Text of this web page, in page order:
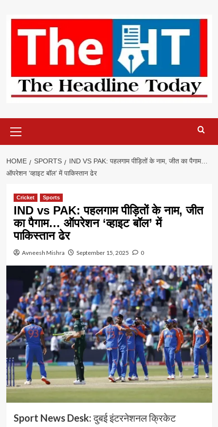
content
Menu
HOME SPORTS
IND VS PAK: पहलगाम पीड़ितों के नाम, जीत का पैगाम…
ऑपरेशन ‘व्हाइट बॉल’ में पाकिस्तान ढेर
Cricket Sports
IND vs PAK: पहलगाम पीड़ितों के नाम, जीत
का पैगाम… ऑपरेशन ‘व्हाइट बॉल’ में
पाकिस्तान ढेर
Avneesh Mishra September 15, 2025 0
Sport News Desk:दुबई इंटरनेशनल क्रिकेट